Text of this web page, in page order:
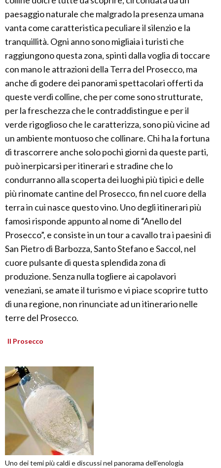
paesaggio naturale che malgrado la presenza umana
vanta come caratteristica peculiare il silenzio e la
tranquillità. Ogni anno sono migliaia i turisti che
raggiungono questa zona, spinti dalla voglia di toccare
con mano le attrazioni della Terra del Prosecco, ma
anche di godere dei panorami spettacolari offerti da
queste verdi colline, che per come sono strutturate,
per la freschezza che le contraddistingue e per il
verde rigoglioso che le caratterizza, sono più vicine ad
un ambiente montuoso che collinare. Chi ha la fortuna
di trascorrere anche solo pochi giorni da queste parti,
può inerpicarsi per itinerari e stradine che lo
condurranno alla scoperta dei luoghi più tipici e delle
più rinomate cantine del Prosecco, fin nel cuore della
terra in cui nasce questo vino. Uno degli itinerari più
famosi risponde appunto al nome di “Anello del
Prosecco”, e consiste in un tour a cavallo tra i paesini di
San Pietro di Barbozza, Santo Stefano e Saccol, nel
cuore pulsante di questa splendida zona di
produzione. Senza nulla togliere ai capolavori
veneziani, se amate il turismo e vi piace scoprire tutto
di una regione, non rinunciate ad un itinerario nelle
terre del Prosecco.
Il Prosecco
Uno dei temi più caldi e discussi nel panorama dell’enologia